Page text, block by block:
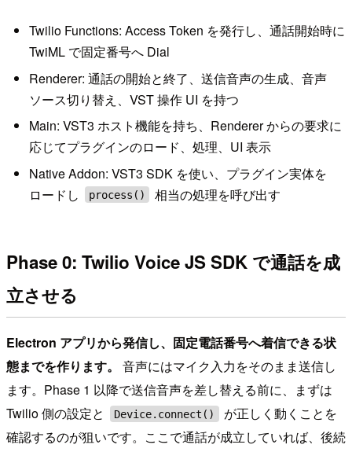
Twilio Functions: Access Token を発行し、通話開始時に
TwiML で固定番号へ Dial
Renderer: 通話の開始と終了、送信音声の生成、音声
ソース切り替え、VST 操作 UI を持つ
Main: VST3 ホスト機能を持ち、Renderer からの要求に
応じてプラグインのロード、処理、UI 表示
Native Addon: VST3 SDK を使い、プラグイン実体を
ロードし
process() 相当の処理を呼び出す
Phase 0: Twilio Voice JS SDK で通話を成
立させる
Electron アプリから発信し、固定電話番号へ着信できる状
態までを作ります。
音声にはマイク入力をそのまま送信し
ます。Phase 1 以降で送信音声を差し替える前に、まずは
Twilio 側の設定と
Device.connect()
が正しく動くことを
確認するのが狙いです。ここで通話が成立していれば、後続